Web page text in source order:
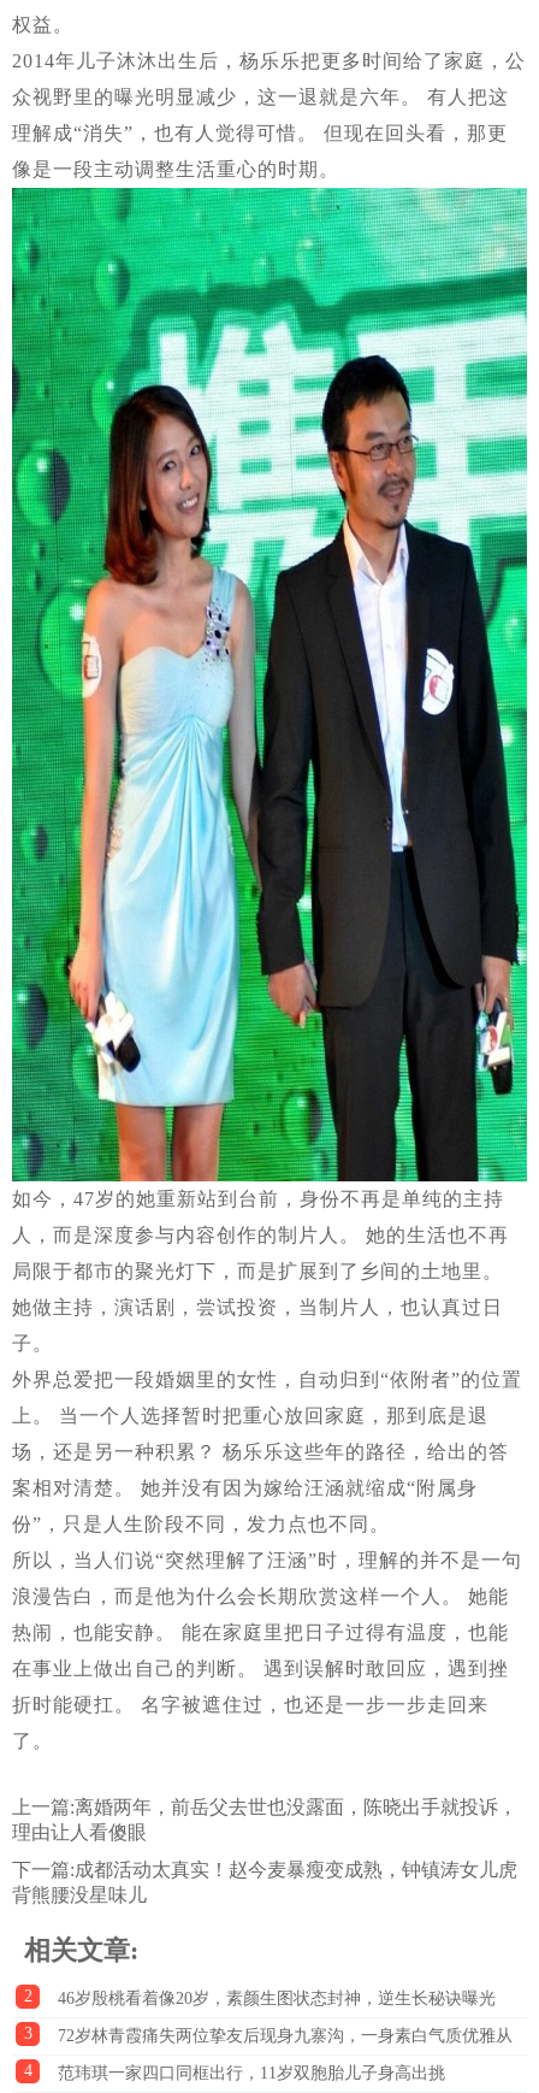
权益。
2014年儿子沐沐出生后，杨乐乐把更多时间给了家庭，公
众视野里的曝光明显减少，这一退就是六年。 有人把这
理解成“消失”，也有人觉得可惜。 但现在回头看，那更
像是一段主动调整生活重心的时期。
如今，47岁的她重新站到台前，身份不再是单纯的主持
人，而是深度参与内容创作的制片人。 她的生活也不再
局限于都市的聚光灯下，而是扩展到了乡间的土地里。
她做主持，演话剧，尝试投资，当制片人，也认真过日
子。
外界总爱把一段婚姻里的女性，自动归到“依附者”的位置
上。 当一个人选择暂时把重心放回家庭，那到底是退
场，还是另一种积累？ 杨乐乐这些年的路径，给出的答
案相对清楚。 她并没有因为嫁给汪涵就缩成“附属身
份”，只是人生阶段不同，发力点也不同。
所以，当人们说“突然理解了汪涵”时，理解的并不是一句
浪漫告白，而是他为什么会长期欣赏这样一个人。 她能
热闹，也能安静。 能在家庭里把日子过得有温度，也能
在事业上做出自己的判断。 遇到误解时敢回应，遇到挫
折时能硬扛。 名字被遮住过，也还是一步一步走回来
了。
上一篇:离婚两年，前岳父去世也没露面，陈晓出手就投诉，
理由让人看傻眼
下一篇:成都活动太真实！赵今麦暴瘦变成熟，钟镇涛女儿虎
背熊腰没星味儿
相关文章:
2
46岁殷桃看着像20岁，素颜生图状态封神，逆生长秘诀曝光
3
72岁林青霞痛失两位挚友后现身九寨沟，一身素白气质优雅从
容4 范玮琪一家四口同框出行，11岁双胞胎儿子身高出挑